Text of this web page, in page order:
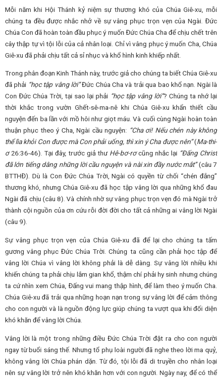
Mỗi năm khi Hội Thánh kỷ niệm sự thương khó của Chúa Giê-xu, mỗi
chúng ta đều được nhắc nhở về sự vâng phục trọn vẹn của Ngài. Đức
Chúa Con đã hoàn toàn đầu phục ý muốn Đức Chúa Cha để chịu chết trên
cây thập tự vì tội lỗi của cả nhân loại. Chỉ vì vâng phục ý muốn Cha, Chúa
Giê-xu đã phải chịu tất cả sỉ nhục và khổ hình kinh khiếp nhất.
Trong phân đoạn Kinh Thánh này, trước giả cho chúng ta biết Chúa Giê-xu
đã phải “học tập vâng lời”Đức Chúa Cha và trải qua bao khổ nạn. Ngài là
Con Đức Chúa Trời, tại sao lại phải “học tập vâng lời”? Chúng ta nhớ lại
thời khắc trong vườn Ghết-sê-ma-nê khi Chúa Giê-xu khẩn thiết cầu
nguyện đến ba lần với mồ hôi như giọt máu. Và cuối cùng Ngài hoàn toàn
thuận phục theo ý Cha, Ngài cầu nguyện: “Cha ơi! Nếu chén này không
thể lìa khỏi Con được mà Con phải uống, thì xin ý Cha được nên”(Ma-thi-
ơ26:36-46). Tại đây, trước giả thư Hê-bơ-rơcũng nhắc lại “Đấng Christ
đã lớn tiếng dâng những lời cầu nguyện và nài xin đầy nước mắt”(câu 7
BTTHĐ). Dù là Con Đức Chúa Trời, Ngài có quyền từ chối “chén đắng”
thương khó, nhưng Chúa Giê-xu đã học tập vâng lời qua những khổ đau
Ngài đã chịu (câu 8). Và chính nhờ sự vâng phục trọn vẹn đó mà Ngài trở
thành cội nguồn của ơn cứu rỗi đời đời cho tất cả những ai vâng lời Ngài
(câu 9).
Sự vâng phục trọn vẹn của Chúa Giê-xu đã để lại cho chúng ta tấm
gương vâng phục Đức Chúa Trời. Chúng ta cũng cần phải học tập để
vâng lời Chúa vì vâng lời không phải là dễ dàng. Sự vâng lời nhiều khi
khiến chúng ta phải chịu lắm gian khổ, thậm chí phải hy sinh nhưng chúng
ta cứ nhìn xem Chúa, Đấng vui mang thập hình, để làm theo ý muốn Cha.
Chúa Giê-xu đã trải qua những hoạn nạn trong sự vâng lời để cảm thông
cho con người và là nguồn động lực giúp chúng ta vượt qua khi đối diện
khó khăn để vâng lời Chúa.
Vâng lời là một trong những điều Đức Chúa Trời đặt ra cho con người
ngay từ buổi sáng thế. Nhưng tổ phụ loài người đã nghe theo lời ma quỷ,
không vâng lời Chúa phán dặn. Từ đó, tội lỗi đã di truyền cho nhân loại
nên sự vâng lời trở nên khó khăn hơn với con người. Ngày nay, để có thể